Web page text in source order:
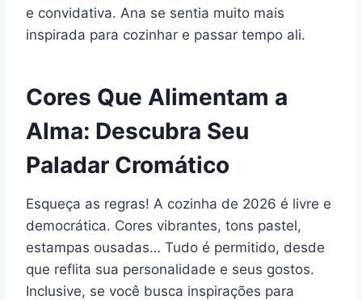
e convidativa. Ana se sentia muito mais
inspirada para cozinhar e passar tempo ali.
Cores Que Alimentam a
Alma: Descubra Seu
Paladar Cromático
Esqueça as regras! A cozinha de 2026 é livre e
democrática. Cores vibrantes, tons pastel,
estampas ousadas… Tudo é permitido, desde
que reflita sua personalidade e seus gostos.
Inclusive, se você busca inspirações para